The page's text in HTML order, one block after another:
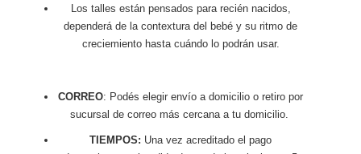
Los talles están pensados para recién nacidos,
dependerá de la contextura del bebé y su ritmo de
creciemiento hasta cuándo lo podrán usar.
CORREO: Podés elegir envío a domicilio o retiro por
sucursal de correo más cercana a tu domicilio.
TIEMPOS: Una vez acreditado el pago